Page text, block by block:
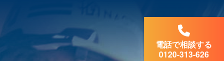
電話で相談する
0120-313-626